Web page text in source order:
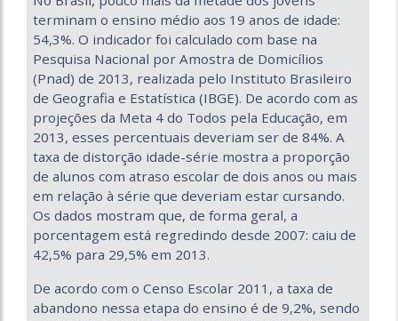
terminam o ensino médio aos 19 anos de idade:
54,3%. O indicador foi calculado com base na
Pesquisa Nacional por Amostra de Domicílios
(Pnad) de 2013, realizada pelo Instituto Brasileiro
de Geografia e Estatística (IBGE). De acordo com as
projeções da Meta 4 do Todos pela Educação, em
2013, esses percentuais deveriam ser de 84%. A
taxa de distorção idade-série mostra a proporção
de alunos com atraso escolar de dois anos ou mais
em relação à série que deveriam estar cursando.
Os dados mostram que, de forma geral, a
porcentagem está regredindo desde 2007: caiu de
42,5% para 29,5% em 2013.
De acordo com o Censo Escolar 2011, a taxa de
abandono nessa etapa do ensino é de 9,2%, sendo